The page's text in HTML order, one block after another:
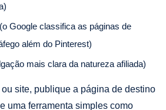
Google classifica as páginas de
além do Pinterest)
mais clara da natureza afiliada)
site, publique a página de destino
uma ferramenta simples como